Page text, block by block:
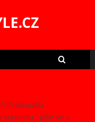
okouzlila
summitu,“ píše se v